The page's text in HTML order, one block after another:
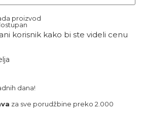
proizvod
korisnik kako bi ste videli cenu
dana!
za sve porudžbine preko 2.000